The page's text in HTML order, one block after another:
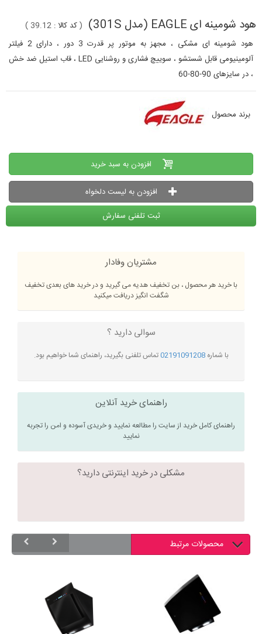
هود شومینه ای EAGLE (مدل 301S) (کد کالا : 39.12
)
هود شومینه ای مشکی ، مجهز به موتور پر قدرت 3 دور ، دارای 2 فیلتر
آلومینیومی قابل شستشو ، سوییچ فشاری و روشنایی LED ، قاب استیل ضد خش
، در سایزهای 90-80-60
برند محصول
افزودن به سبد خرید
افزودن به لیست دلخواه
ثبت تلفنی سفارش
مشتریان وفادار
با خرید هر محصول ، بن تخفیف هدیه می گیرید و در خرید های بعدی تخفیف
شگفت انگیز دریافت میکنید
سوالی دارید ؟
با شماره02191091208تماس تلفنی بگیرید، راهنمای شما خواهیم بود.
راهنمای خرید آنلاین
راهنمای کامل خرید از سایت را مطالعه نمایید و خریدی آسوده و امن را تجربه
نمایید
مشکلی در خرید اینترنتی دارید؟
محصولات مرتبط